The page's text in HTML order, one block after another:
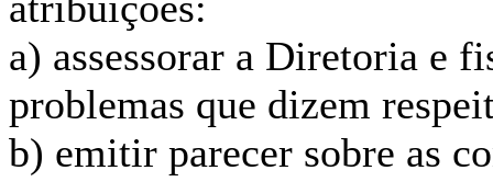
a) assessorar a Diretoria e
problemas que dizem
b) emitir parecer sobre as